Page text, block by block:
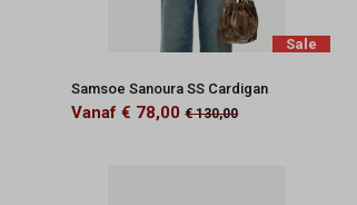
Sale
Samsoe Sanoura SS Cardigan
Vanaf € 78,00 € 130,00